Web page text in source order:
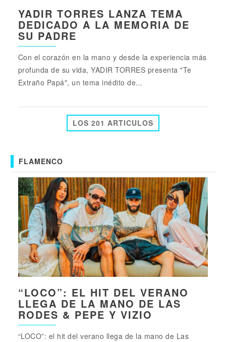
YADIR TORRES LANZA TEMA
DEDICADO A LA MEMORIA DE
SU PADRE
Con el corazón en la mano y desde la experiencia más
profunda de su vida, YADIR TORRES presenta "Te
Extraño Papá", un tema inédito de...
LOS 201 ARTICULOS
FLAMENCO
“LOCO”: EL HIT DEL VERANO
LLEGA DE LA MANO DE LAS
RODES & PEPE Y VIZIO
“LOCO”: el hit del verano llega de la mano de Las